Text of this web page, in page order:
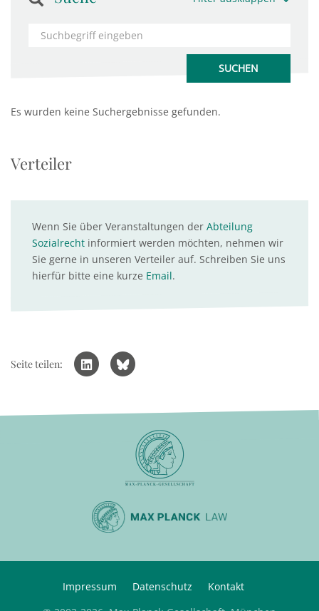
Es wurden keine Suchergebnisse gefunden.
Verteiler
Wenn Sie über Veranstaltungen der Abteilung
Sozialrecht informiert werden möchten, nehmen wir
Sie gerne in unseren Verteiler auf. Schreiben Sie uns
hierfür bitte eine kurze Email.
Seite teilen:
Impressum Datenschutz
Kontakt